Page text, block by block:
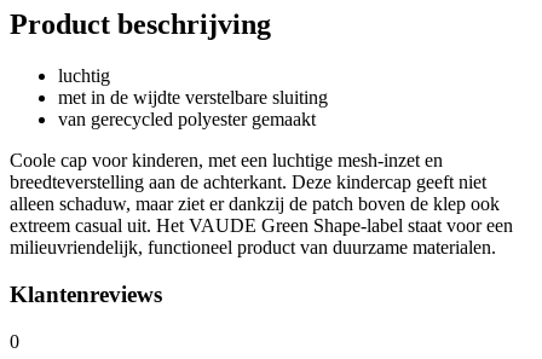
Product beschrijving
luchtig
met in de wijdte verstelbare sluiting
van gerecycled polyester gemaakt
Coole cap voor kinderen, met een luchtige mesh-inzet en
breedteverstelling aan de achterkant. Deze kindercap geeft niet
alleen schaduw, maar ziet er dankzij de patch boven de klep ook
extreem casual uit. Het VAUDE Green Shape-label staat voor een
milieuvriendelijk, functioneel product van duurzame materialen.
Klantenreviews
0